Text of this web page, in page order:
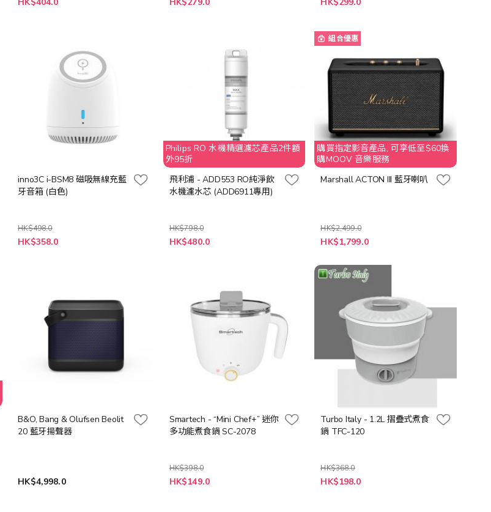
殊
HK$404.0
殊
HK$279.0 HK$299.0
inno3C i-BSM8 磁吸無線充藍
牙音箱 (白色)
HK$498.0
特
殊
HK$358.0
Philips RO 水機精選濾芯產品2件額
外95折
飛利浦 - ADD553 RO純淨飲
水機濾水芯 (ADD6911專用)
HK$798.0
特
殊
HK$480.0
組合優惠
購買指定影音產品, 可享低至$60換
購MOOV 音樂服務
Marshall ACTON III 藍牙喇叭
HK$2,499.0
HK$1,799.0
B&O, Bang & Olufsen Beolit
20 藍牙揚聲器
HK$4,998.0
Smartech - “Mini Chef+” 迷你
多功能煮食鍋 SC-2078
HK$398.0
特
殊
HK$149.0
Turbo Italy - 1.2L 摺疊式煮食
鍋 TFC-120
HK$368.0
特
殊
HK$198.0